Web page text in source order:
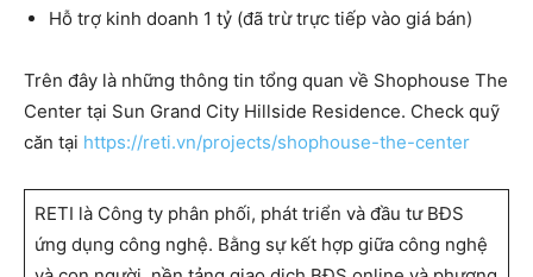
Hỗ trợ kinh doanh 1 tỷ (đã trừ trực tiếp vào giá bán)
Trên đây là những thông tin tổng quan về Shophouse The
Center tại Sun Grand City Hillside Residence. Check quỹ
căn tại https://reti.vn/projects/shophouse-the-center
RETI là Công ty phân phối, phát triển và đầu tư BĐS
ứng dụng công nghệ. Bằng sự kết hợp giữa công nghệ